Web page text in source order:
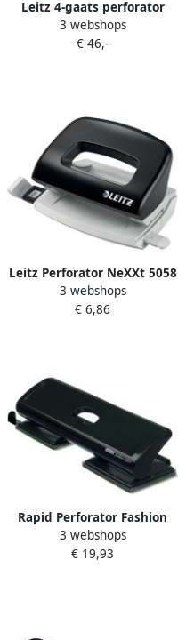
Leitz 4-gaats perforator
5012: perforeert 25 blad
3 webshops
€ 46,-
Leitz Perforator NeXXt 5058
2 gaats 10vel zwart
3 webshops
€ 6,86
Rapid Perforator Fashion
FC20 4 gaats 20 vel zwart
3 webshops
€ 19,93